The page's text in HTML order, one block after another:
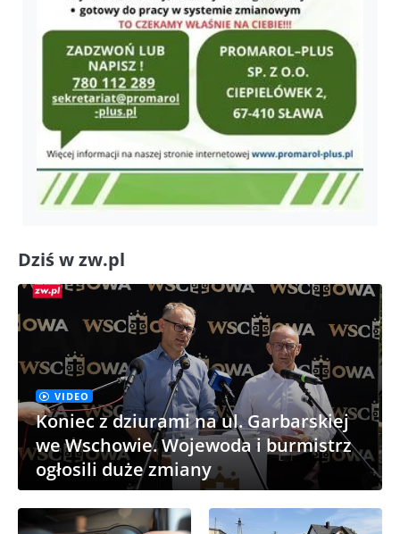
Dziś w zw.pl
VIDEO
Koniec z dziurami na ul. Garbarskiej
we Wschowie. Wojewoda i burmistrz
ogłosili duże zmiany